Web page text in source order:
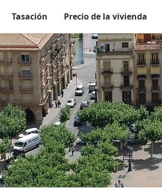
Tasación Precio de la vivienda